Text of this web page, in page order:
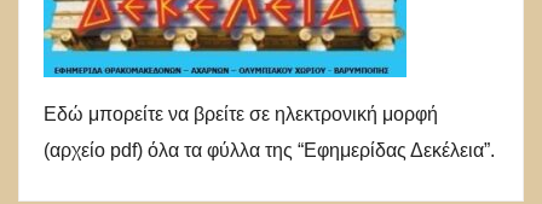
Εδώ μπορείτε να βρείτε σε ηλεκτρονική μορφή
(αρχείο pdf) όλα τα φύλλα της “Εφημερίδας Δεκέλεια”.